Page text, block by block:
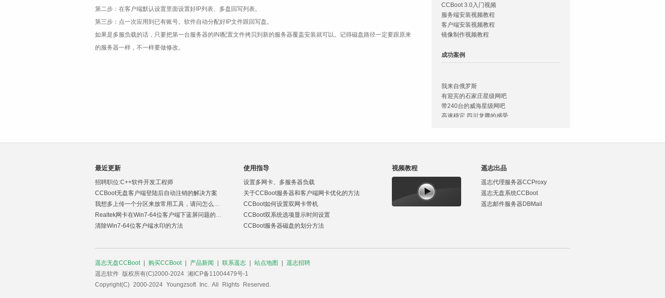
第二步：在客户端默认设置里面设置好IP列表、多盘回写列表。
第三步：点一次应用到已有账号。软件自动分配好IP文件跟回写盘。
如果是多服负载的话，只要把第一台服务器的INI配置文件拷贝到新的服务器覆盖安装就可以。记得磁盘路径一定要跟原来
的服务器一样，不一样要做修改。
CCBoot 3.0入门视频
服务端安装视频教程
客户端安装视频教程
镜像制作视频教程
成功案例
我来自俄罗斯
有迎宾的石家庄星级网吧
带240台的威海星级网吧
高速稳定,四川龙腾的感受
泰国故事
齐齐哈尔金豪网吧
1300台大网吧的故事
浙江超豪华网吧
光纤主干飞一般的感觉
最近更新
招聘职位:C++软件开发工程师
CCBoot无盘客户端登陆后自动注销的解决方案
我想多上传一个分区来放常用工具，请问怎么解决
Realtek网卡在Win7-64位客户端下蓝屏问题的解决方案
清除Win7-64位客户端水印的方法
使用指导
设置多网卡、多服务器负载
关于CCBoot服务器和客户端网卡优化的方法
CCBoot如何设置双网卡带机
CCBoot双系统选项显示时间设置
CCBoot服务器磁盘的划分方法
视频教程 遥志出品
遥志代理服务器CCProxy
遥志无盘系统CCBoot
遥志邮件服务器DBMail
遥志无盘CCBoot| 购买CCBoot| 产品新闻 联系遥志 站点地图
遥志招聘
遥志软件 版权所有(C)2000-2024 湘ICP备11004479号-1
Copyright(C) 2000-2024 Youngzsoft Inc. All Rights Reserved.